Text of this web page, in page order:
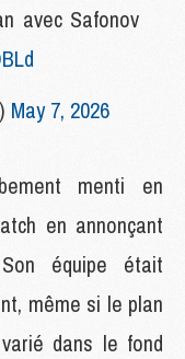
avec Safonov
May 7, 2026
menti en
en annonçant
équipe était
même si le plan
dans le fond